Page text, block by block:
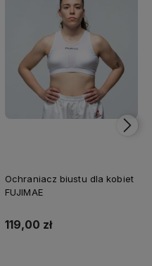
Ochraniacz biustu dla kobiet
FUJIMAE
119,00 zł